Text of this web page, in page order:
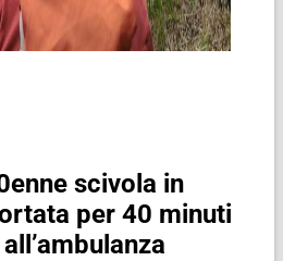
scivola in
per 40 minuti